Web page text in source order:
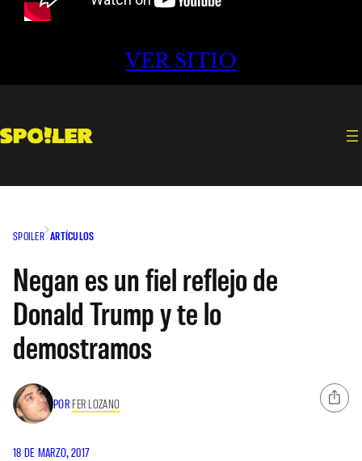
VER SITIO
SPOILER ARTÍCULOS
Negan es un fiel reflejo de
Donald Trump y te lo
demostramos
POR FER LOZANO
18 DE MARZO, 2017